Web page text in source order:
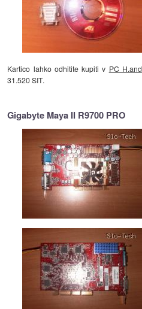
Kartico lahko odhitite kupiti v PC H.and
31.520 SIT.
Gigabyte Maya II R9700 PRO